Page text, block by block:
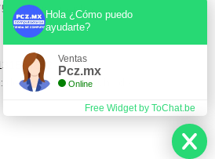
Colonia Centro,
10:30hs. a 17:30hs de
Hola ¿Cómo puedo
ayudarte?
Ventas
Pcz.mx
Online
Free Widget by ToChat.be